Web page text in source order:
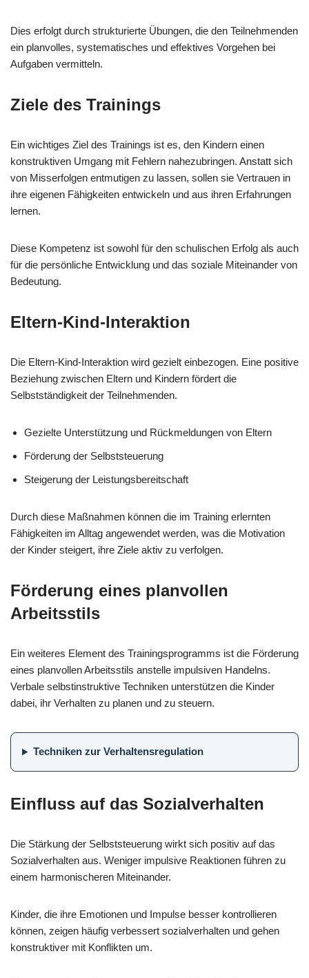
Dies erfolgt durch strukturierte Übungen, die den Teilnehmenden
ein planvolles, systematisches und effektives Vorgehen bei
Aufgaben vermitteln.
Ziele des Trainings
Ein wichtiges Ziel des Trainings ist es, den Kindern einen
konstruktiven Umgang mit Fehlern nahezubringen. Anstatt sich
von Misserfolgen entmutigen zu lassen, sollen sie Vertrauen in
ihre eigenen Fähigkeiten entwickeln und aus ihren Erfahrungen
lernen.
Diese Kompetenz ist sowohl für den schulischen Erfolg als auch
für die persönliche Entwicklung und das soziale Miteinander von
Bedeutung.
Eltern-Kind-Interaktion
Die Eltern-Kind-Interaktion wird gezielt einbezogen. Eine positive
Beziehung zwischen Eltern und Kindern fördert die
Selbstständigkeit der Teilnehmenden.
Gezielte Unterstützung und Rückmeldungen von Eltern
Förderung der Selbststeuerung
Steigerung der Leistungsbereitschaft
Durch diese Maßnahmen können die im Training erlernten
Fähigkeiten im Alltag angewendet werden, was die Motivation
der Kinder steigert, ihre Ziele aktiv zu verfolgen.
Förderung eines planvollen
Arbeitsstils
Ein weiteres Element des Trainingsprogramms ist die Förderung
eines planvollen Arbeitsstils anstelle impulsiven Handelns.
Verbale selbstinstruktive Techniken unterstützen die Kinder
dabei, ihr Verhalten zu planen und zu steuern.
Techniken zur Verhaltensregulation
Einfluss auf das Sozialverhalten
Die Stärkung der Selbststeuerung wirkt sich positiv auf das
Sozialverhalten aus. Weniger impulsive Reaktionen führen zu
einem harmonischeren Miteinander.
Kinder, die ihre Emotionen und Impulse besser kontrollieren
können, zeigen häufig verbessert sozialverhalten und gehen
konstruktiver mit Konflikten um.